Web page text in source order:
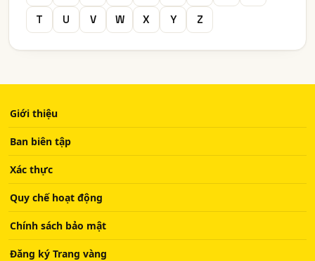
T
U V W X Y Z
Giới thiệu
Ban biên tập
Xác thực
Quy chế hoạt động
Chính sách bảo mật
Đăng ký Trang vàng